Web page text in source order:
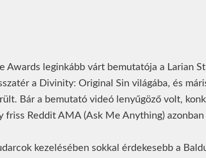
Awards leginkább várt bemutatója a Larian
a Divinity: Original Sin világába, és
Bár a bemutató videó lenyűgöző volt,
friss Reddit AMA (Ask Me Anything)
kezelésében sokkal érdekesebb a